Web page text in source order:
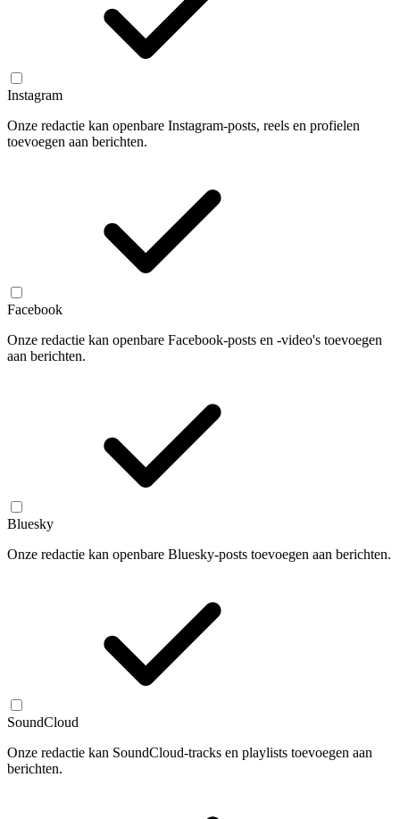
Instagram
Onze redactie kan openbare Instagram-posts, reels en profielen
toevoegen aan berichten.
Facebook
Onze redactie kan openbare Facebook-posts en -video's toevoegen
aan berichten.
Bluesky
Onze redactie kan openbare Bluesky-posts toevoegen aan berichten.
SoundCloud
Onze redactie kan SoundCloud-tracks en playlists toevoegen aan
berichten.